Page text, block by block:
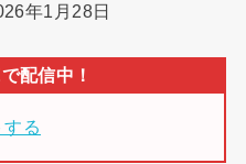
年1月28日
る